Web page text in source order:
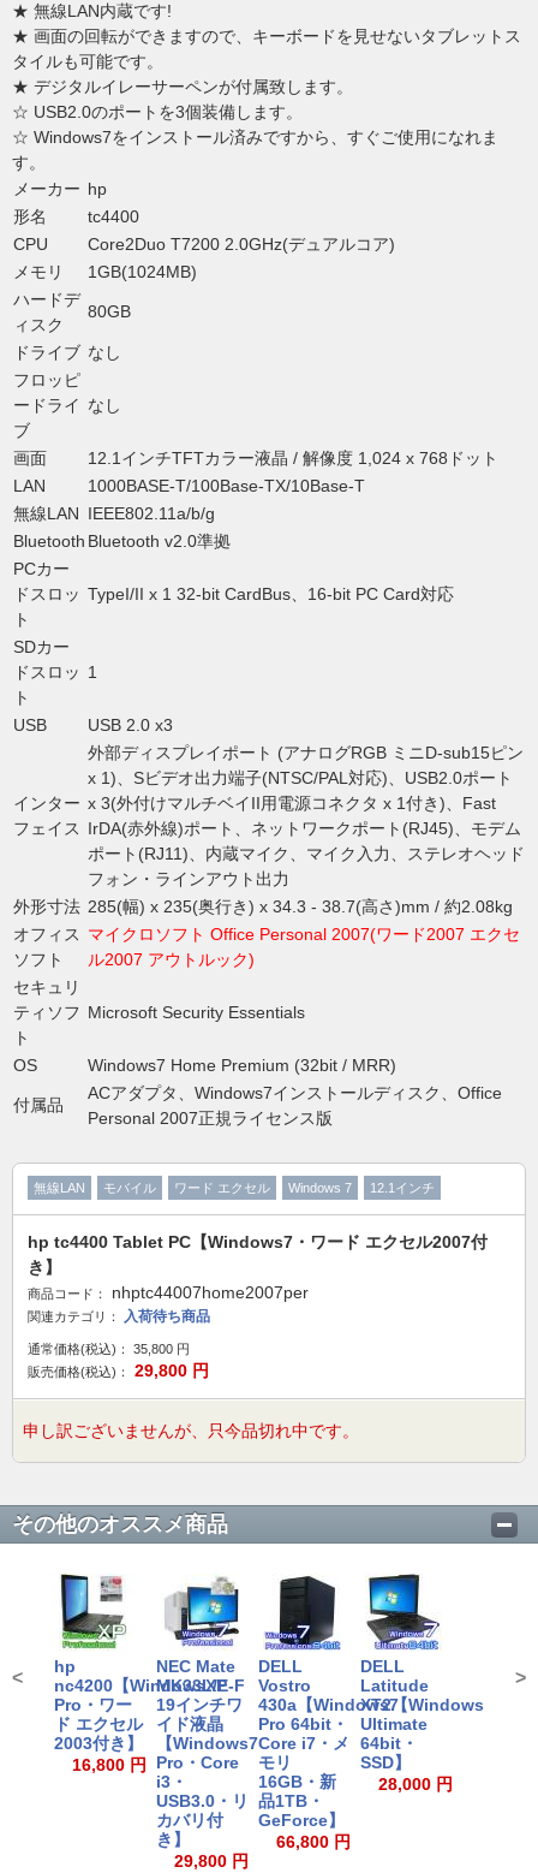
★ 無線LAN内蔵です!
★ 画面の回転ができますので、キーボードを見せないタブレットス
タイルも可能です。
★ デジタルイレーサーペンが付属致します。
☆ USB2.0のポートを3個装備します。
☆ Windows7をインストール済みですから、すぐご使用になれま
す。
メーカー hp
形名
tc4400
CPU
Core2Duo T7200 2.0GHz(デュアルコア)
メモリ
1GB(1024MB)
ハードデ
ィスク
80GB
ドライブ なし
フロッピ
ードライ
ブ
なし
画面
12.1インチTFTカラー液晶 / 解像度 1,024 x 768ドット
LAN
1000BASE-T/100Base-TX/10Base-T
無線LAN IEEE802.11a/b/g
Bluetooth Bluetooth v2.0準拠
PCカー
ドスロッ
ト
TypeI/II x 1 32-bit CardBus、16-bit PC Card対応
SDカー
ドスロッ
ト
1
USB USB 2.0 x3
インター
フェイス
外部ディスプレイポート (アナログRGB ミニD-sub15ピン
x 1)、Sビデオ出力端子(NTSC/PAL対応)、USB2.0ポート
x 3(外付けマルチベイII用電源コネクタ x 1付き)、Fast
IrDA(赤外線)ポート、ネットワークポート(RJ45)、モデム
ポート(RJ11)、内蔵マイク、マイク入力、ステレオヘッド
フォン・ラインアウト出力
外形寸法 285(幅) x 235(奥行き) x 34.3 - 38.7(高さ)mm / 約2.08kg
オフィス
ソフト
マイクロソフト Office Personal 2007(ワード2007 エクセ
ル2007 アウトルック)
セキュリ
ティソフ
ト
Microsoft Security Essentials
OS Windows7 Home Premium (32bit / MRR)
付属品
ACアダプタ、Windows7インストールディスク、Office
Personal 2007正規ライセンス版
無線LAN モバイル ワード エクセル Windows 7 12.1インチ
hp tc4400 Tablet PC【Windows7・ワード エクセル2007付
き】
商品コード： nhptc44007home2007per
関連カテゴリ： 入荷待ち商品
通常価格(税込)： 35,800 円
販売価格(税込)：
29,800 円
申し訳ございませんが、只今品切れ中です。
その他のオススメ商品
hp
nc4200【WindowsXP
Pro・ワー
ド エクセル
2003付き】
16,800 円
NEC Mate
MK33L/E-F
19インチワ
イド液晶
【Windows7
Pro・Core
i3・
USB3.0・リ
カバリ付
き】
29,800 円
DELL
Vostro
430a【Windows7
Pro 64bit・
Core i7・メ
モリ
16GB・新
品1TB・
GeForce】
66,800 円
DELL
Latitude
XT2【Windows7
Ultimate
64bit・
SSD】
28,000 円
< >